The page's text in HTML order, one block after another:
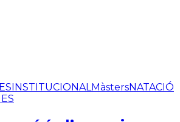
INSTITUCIONALMàstersNATACIÓ